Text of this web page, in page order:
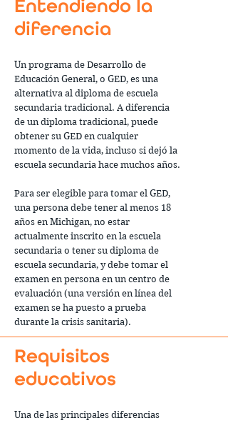
Entendiendo la
diferencia
Un programa de Desarrollo de
Educación General, o GED, es una
alternativa al diploma de escuela
secundaria tradicional. A diferencia
de un diploma tradicional, puede
obtener su GED en cualquier
momento de la vida, incluso si dejó la
escuela secundaria hace muchos años.
Para ser elegible para tomar el GED,
una persona debe tener al menos 18
años en Michigan, no estar
actualmente inscrito en la escuela
secundaria o tener su diploma de
escuela secundaria, y debe tomar el
examen en persona en un centro de
evaluación (una versión en línea del
examen se ha puesto a prueba
durante la crisis sanitaria).
Requisitos
educativos
Una de las principales diferencias